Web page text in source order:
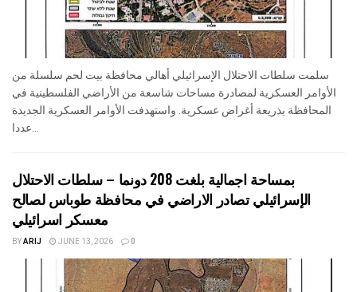
سلمت سلطات الاحتلال الإسرائيلي أهالي محافظة بيت لحم سلسلة من
الأوامر العسكرية لمصادرة مساحات شاسعة من الأراضي الفلسطينية في
المحافظة بذريعة أغراض عسكرية. واستهدفت الأوامر العسكرية الجديدة
بمساحة اجمالية بلغت 208 دونما – سلطات الاحتلال
الإسرائيلي تصادر الاراضي في محافظة طوباس لصالح
معسكر اسرائيلي
BYARIJ JUNE 13, 2026 0